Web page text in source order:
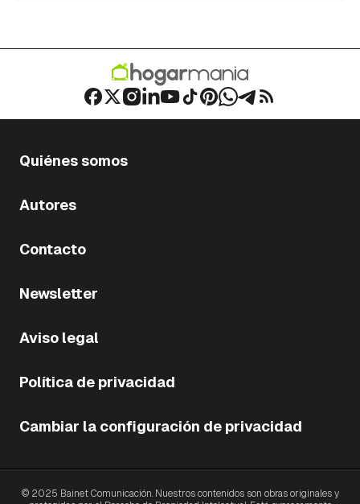
Quiénes somos
Autores
Contacto
Newsletter
Aviso legal
Política de privacidad
Cambiar la configuración de privacidad
© 2025 Bainet Comunicación. Nuestros contenidos son obras originales y